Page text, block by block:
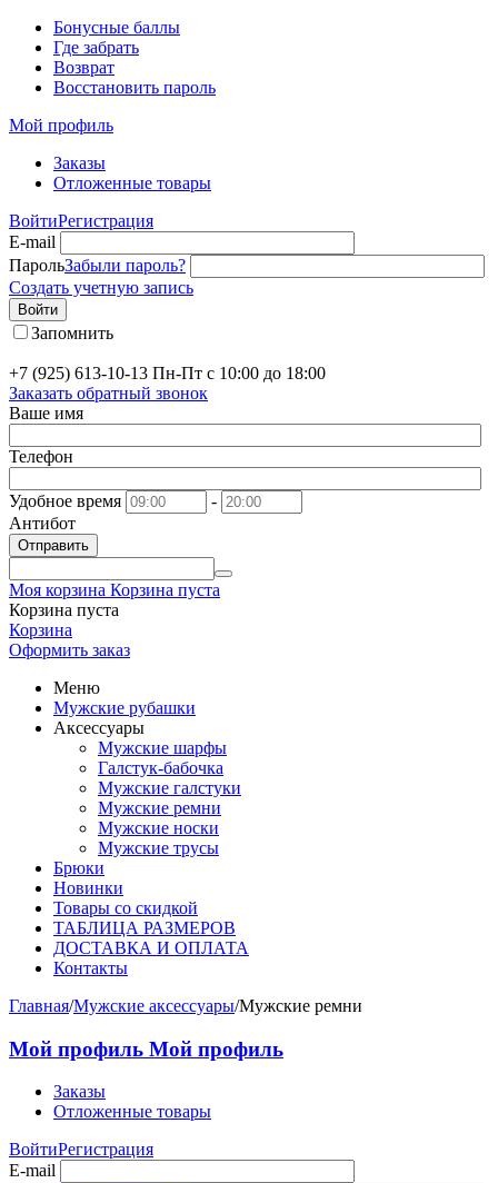
Бонусные баллы
Где забрать
Возврат
Восстановить пароль
Мой профиль
Заказы
Отложенные товары
ВойтиРегистрация
E-mail
ПарольЗабыли пароль?
Создать учетную запись
Войти
Запомнить
+7 (925) 613-10-13 Пн-Пт с 10:00 до 18:00
Заказать обратный звонок
Ваше имя
Телефон
Удобное время
-
Антибот
Отправить
Моя корзина Корзина пуста
Корзина пуста
Корзина
Оформить заказ
Меню
Мужские рубашки
Аксессуары
Мужские шарфы
Галстук-бабочка
Мужские галстуки
Мужские ремни
Мужские носки
Мужские трусы
Брюки
Новинки
Товары со скидкой
ТАБЛИЦА РАЗМЕРОВ
ДОСТАВКА И ОПЛАТА
Контакты
Главная/Мужские аксессуары/Мужские ремни
Мой профиль Мой профиль
Заказы
Отложенные товары
ВойтиРегистрация
E-mail